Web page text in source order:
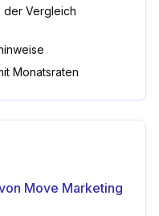
der Vergleich
Monatsraten
Move Marketing